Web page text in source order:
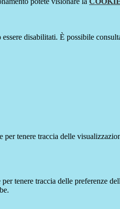
disabilitati. È possibile
per tenere traccia delle
tenere traccia delle preferenze